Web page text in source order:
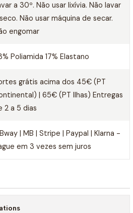
a 30º. Não usar lixívia. Não lavar
Não usar máquina de secar.
engomar
Poliamida 17% Elastano
grátis acima dos 45€ (PT
| 65€ (PT Ilhas) Entregas
2 a 5 dias
| MB | Stripe | Paypal | Klarna -
em 3 vezes sem juros